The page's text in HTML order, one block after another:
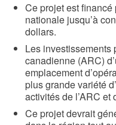
Ce projet est
nationale jusqu’à
dollars.
Les investissements
canadienne (ARC)
emplacement
plus grande variété
activités de l’ARC et
Ce projet devrait